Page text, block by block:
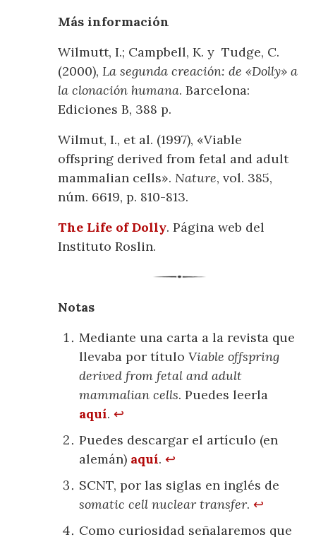
Más información
Wilmutt, I.; Campbell, K. y Tudge, C.
(2000),La segunda creación: de «Dolly» a
la clonación humana. Barcelona:
Ediciones B, 388 p.
Wilmut, I., et al. (1997), «Viable
offspring derived from fetal and adult
mammalian cells». Nature, vol. 385,
núm. 6619, p. 810-813.
The Life of Dolly. Página web del
Instituto Roslin.
Notas
Mediante una carta a la revista que
llevaba por títuloViable offspring
derived from fetal and adult
mammalian cells. Puedes leerla
aquí.↩
Puedes descargar el artículo (en
alemán) aquí.↩
SCNT, por las siglas en inglés de
somatic cell nuclear transfer.↩
Como curiosidad señalaremos que